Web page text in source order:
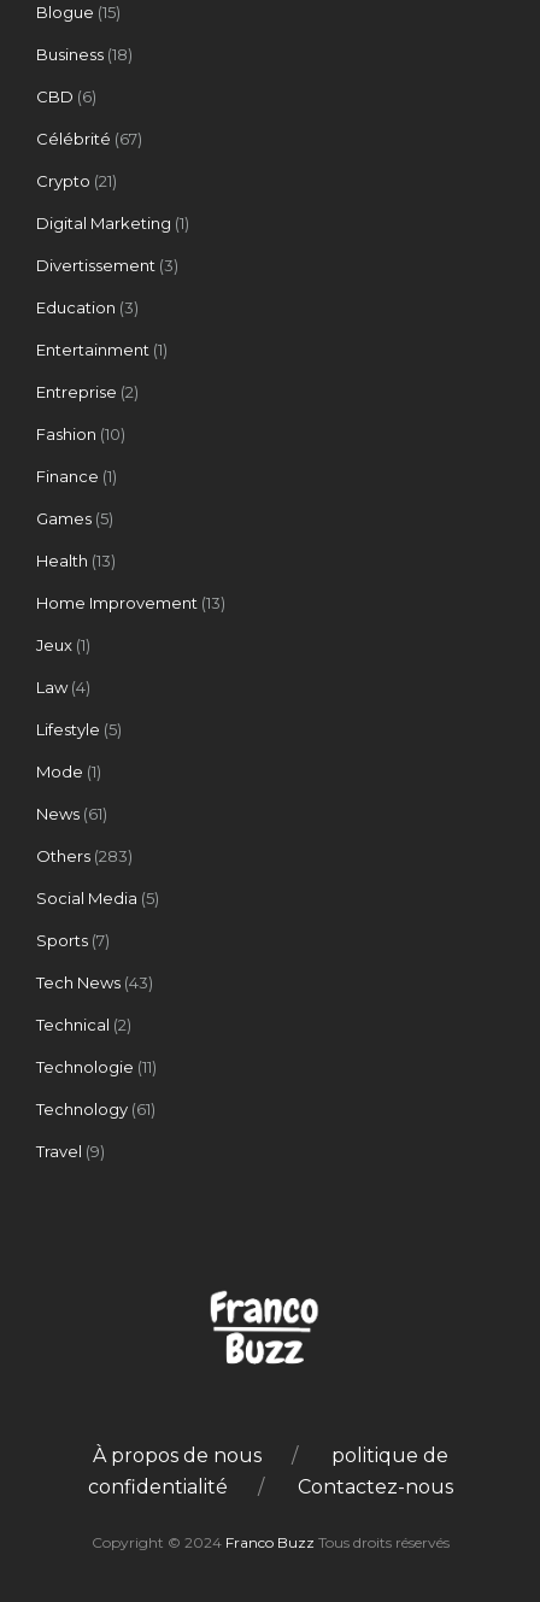
Blogue (15)
Business (18)
CBD (6)
Célébrité (67)
Crypto (21)
Digital Marketing (1)
Divertissement (3)
Education (3)
Entertainment (1)
Entreprise (2)
Fashion (10)
Finance (1)
Games (5)
Health (13)
Home Improvement (13)
Jeux (1)
Law(4)
Lifestyle (5)
Mode (1)
News (61)
Others (283)
Social Media (5)
Sports (7)
Tech News (43)
Technical (2)
Technologie (11)
Technology (61)
Travel (9)
À propos de nous
politique de
confidentialité
Contactez-nous
Copyright © 2024 Franco Buzz Tous droits réservés